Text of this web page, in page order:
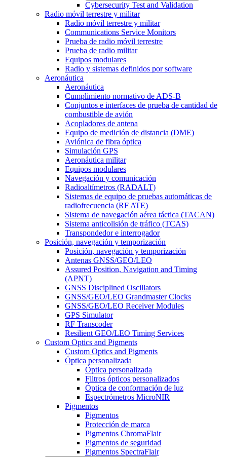
Cybersecurity Test and Validation
Radio móvil terrestre y militar
Radio móvil terrestre y militar
Communications Service Monitors
Prueba de radio móvil terrestre
Prueba de radio militar
Equipos modulares
Radio y sistemas definidos por software
Aeronáutica
Aeronáutica
Cumplimiento normativo de ADS-B
Conjuntos e interfaces de prueba de cantidad de
combustible de avión
Acopladores de antena
Equipo de medición de distancia (DME)
Aviónica de fibra óptica
Simulación GPS
Aeronáutica militar
Equipos modulares
Navegación y comunicación
Radioaltímetros (RADALT)
Sistemas de equipo de pruebas automáticas de
radiofrecuencia (RF ATE)
Sistema de navegación aérea táctica (TACAN)
Sistema anticolisión de tráfico (TCAS)
Transpondedor e interrogador
Posición, navegación y temporización
Posición, navegación y temporización
Antenas GNSS/GEO/LEO
Assured Position, Navigation and Timing
(APNT)
GNSS Disciplined Oscillators
GNSS/GEO/LEO Grandmaster Clocks
GNSS/GEO/LEO Receiver Modules
GPS Simulator
RF Transcoder
Resilient GEO/LEO Timing Services
Custom Optics and Pigments
Custom Optics and Pigments
Óptica personalizada
Óptica personalizada
Filtros ópticos personalizados
Óptica de conformación de luz
Espectrómetros MicroNIR
Pigmentos
Pigmentos
Protección de marca
Pigmentos ChromaFlair
Pigmentos de seguridad
Pigmentos SpectraFlair